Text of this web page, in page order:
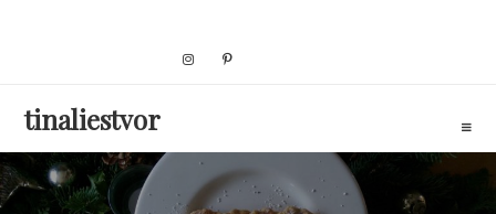
tinaliestvor